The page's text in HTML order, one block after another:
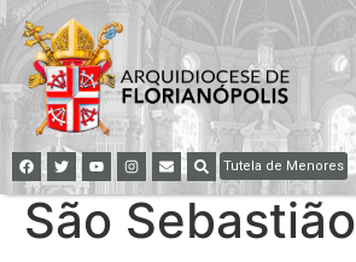
Tutela de Menores
São Sebastião